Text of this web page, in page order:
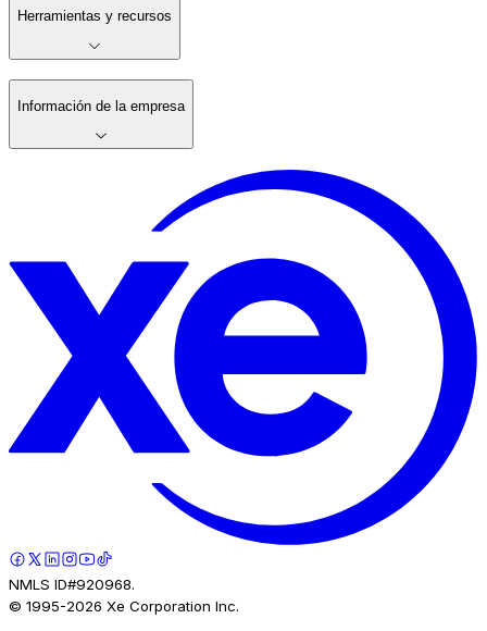
Herramientas y recursos
Información de la empresa
NMLS ID#920968.
© 1995-2026 Xe Corporation Inc.